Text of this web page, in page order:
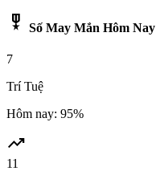
military_tech Số May Mắn Hôm Nay
7
Trí Tuệ
Hôm nay: 95%
trending_up
11